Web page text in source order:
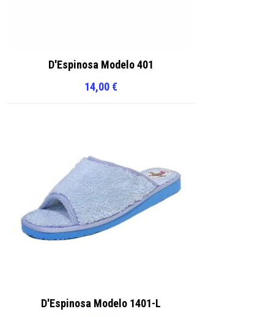
D'Espinosa Modelo 401
14,00€
D'Espinosa Modelo 1401-L